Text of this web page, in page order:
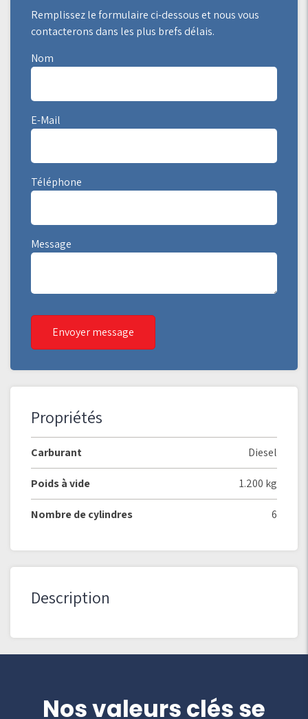
Remplissez le formulaire ci-dessous et nous vous
contacterons dans les plus brefs délais.
Nom
E-Mail
Téléphone
Message
Envoyer message
Propriétés
Carburant Diesel
Poids à vide 1.200 kg
Nombre de cylindres 6
Description
Nos valeurs clés se